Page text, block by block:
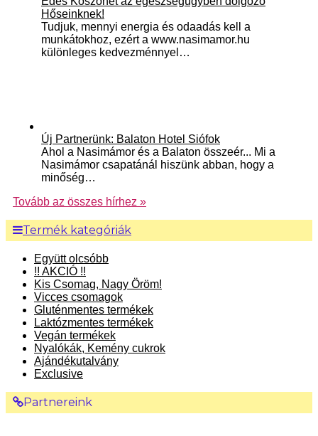
Hőseinknek!
Tudjuk, mennyi energia és odaadás kell a
munkátokhoz, ezért a www.nasimamor.hu
különleges kedvezménnyel…
Új Partnerünk: Balaton Hotel Siófok
Ahol a Nasimámor és a Balaton összeér... Mi a
Nasimámor csapatánál hiszünk abban, hogy a
minőség…
Tovább az összes hírhez »
Termék kategóriák
Együtt olcsóbb
!! AKCIÓ !!
Kis Csomag, Nagy Öröm!
Vicces csomagok
Gluténmentes termékek
Laktózmentes termékek
Vegán termékek
Nyalókák, Kemény cukrok
Ajándékutalvány
Exclusive
Partnereink